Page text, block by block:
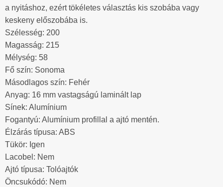
a nyitáshoz, ezért tökéletes választás kis szobába vagy
keskeny előszobába is.
Szélesség: 200
Magasság: 215
Mélység: 58
Fő szín: Sonoma
Másodlagos szín: Fehér
Anyag: 16 mm vastagságú laminált lap
Sínek: Alumínium
Fogantyú: Alumínium profillal a ajtó mentén.
Élzárás típusa: ABS
Tükör: Igen
Lacobel: Nem
Ajtó típusa: Tolóajtók
Öncsukódó: Nem